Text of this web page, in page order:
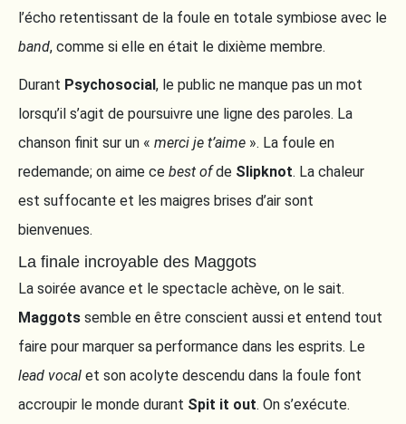
l’écho retentissant de la foule en totale symbiose avec le
band, comme si elle en était le dixième membre.
Durant Psychosocial, le public ne manque pas un mot
lorsqu’il s’agit de poursuivre une ligne des paroles. La
chanson finit sur un « merci je t’aime ». La foule en
redemande; on aime ce best ofde Slipknot. La chaleur
est suffocante et les maigres brises d’air sont
bienvenues.
La finale incroyable des Maggots
La soirée avance et le spectacle achève, on le sait.
Maggots semble en être conscient aussi et entend tout
faire pour marquer sa performance dans les esprits. Le
lead vocal et son acolyte descendu dans la foule font
accroupir le monde durant Spit it out. On s’exécute.